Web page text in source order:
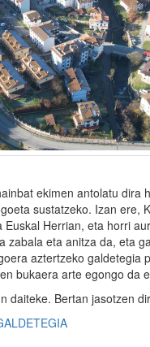
ekimen antolatu
sustatzeko. Izan ere,
Herrian, eta horri
zabala eta anitza da, eta
aztertzeko
bukaera arte egongo da
daiteke. Bertan jasotzen